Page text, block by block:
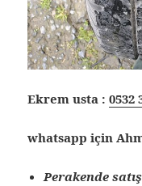
Ekrem usta :0532
whatsapp için
Perakende